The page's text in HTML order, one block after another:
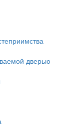
дверью